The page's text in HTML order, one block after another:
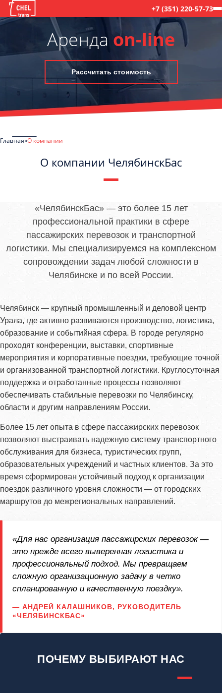
+7 (351) 220-57-73
Аренда on-line
Рассчитать стоимость
Главная О компании
О компании ЧелябинскБас
«ЧелябинскБас» — это более 15 лет
профессиональной практики в сфере
пассажирских перевозок и транспортной
логистики. Мы специализируемся на комплексном
сопровождении задач любой сложности в
Челябинске и по всей России.
Челябинск — крупный промышленный и деловой центр
Урала, где активно развиваются производство, логистика,
образование и событийная сфера. В городе регулярно
проходят конференции, выставки, спортивные
мероприятия и корпоративные поездки, требующие точной
и организованной транспортной логистики. Круглосуточная
поддержка и отработанные процессы позволяют
обеспечивать стабильные перевозки по Челябинску,
области и другим направлениям России.
Более 15 лет опыта в сфере пассажирских перевозок
позволяют выстраивать надежную систему транспортного
обслуживания для бизнеса, туристических групп,
образовательных учреждений и частных клиентов. За это
время сформирован устойчивый подход к организации
поездок различного уровня сложности — от городских
маршрутов до межрегиональных направлений.
«Для нас организация пассажирских перевозок —
это прежде всего выверенная логистика и
профессиональный подход. Мы превращаем
сложную организационную задачу в четко
спланированную и качественную поездку».
— АНДРЕЙ КАЛАШНИКОВ, РУКОВОДИТЕЛЬ
«ЧЕЛЯБИНСКБАС»
ПОЧЕМУ ВЫБИРАЮТ НАС
обработку моих Персональных данных